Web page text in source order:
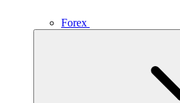
Forex